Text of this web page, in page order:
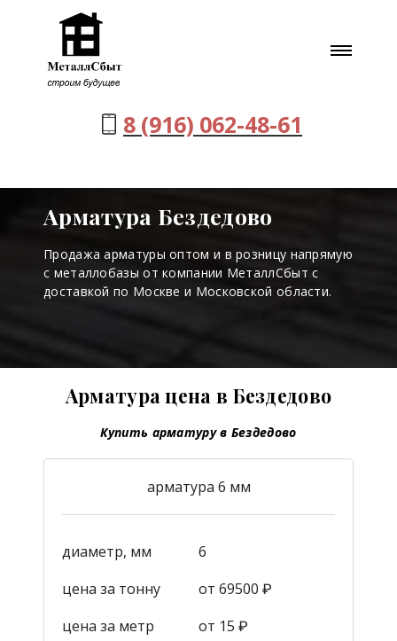
8 (916) 062-48-61
Арматура Бездедово
Продажа арматуры оптом и в розницу напрямую
с металлобазы от компании МеталлСбыт с
доставкой по Москве и Московской области.
Арматура цена в Бездедово
Купить арматуру в Бездедово
арматура 6 мм
диаметр, мм
6
цена за тонну
от 69500 ₽
цена за метр
от 15 ₽